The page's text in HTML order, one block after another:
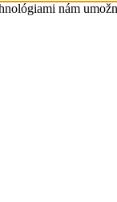
nám